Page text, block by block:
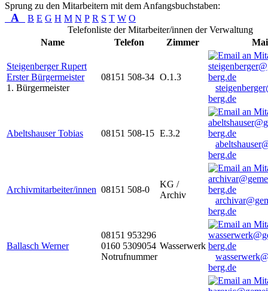
Sprung zu den Mitarbeitern mit dem Anfangsbuchstaben:
A B E G H M N P R S T W O
Telefonliste der Mitarbeiter/innen der Verwaltung
Name
Telefon Zimmer
Steigenberger Rupert
Erster Bürgermeister
1. Bürgermeister
08151 508-34 O.1.3
berg.de
Abeltshauser Tobias 08151 508-15 E.3.2
berg.de
Archivmitarbeiter/innen 08151 508-0
KG /
Archiv
berg.de
Ballasch Werner
08151 953296
0160 5309054
Notrufnummer
Wasserwerk
berg.de